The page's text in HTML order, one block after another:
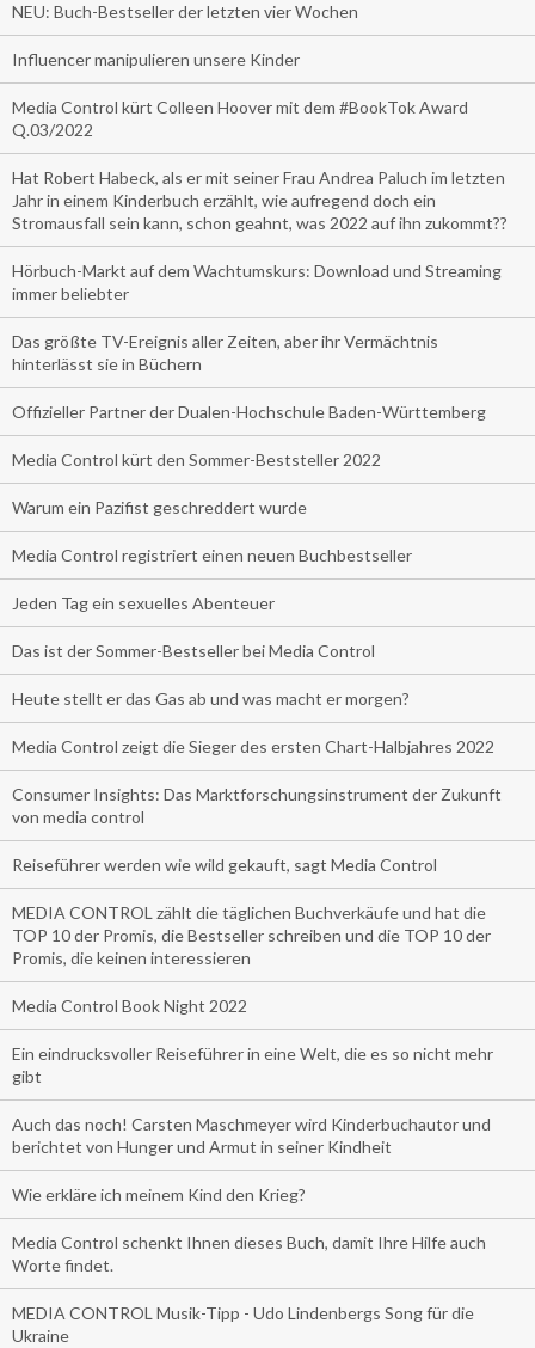
NEU: Buch-Bestseller der letzten vier Wochen
Influencer manipulieren unsere Kinder
Media Control kürt Colleen Hoover mit dem #BookTok Award
Q.03/2022
Hat Robert Habeck, als er mit seiner Frau Andrea Paluch im letzten
Jahr in einem Kinderbuch erzählt, wie aufregend doch ein
Stromausfall sein kann, schon geahnt, was 2022 auf ihn zukommt??
Hörbuch-Markt auf dem Wachtumskurs: Download und Streaming
immer beliebter
Das größte TV-Ereignis aller Zeiten, aber ihr Vermächtnis
hinterlässt sie in Büchern
Offizieller Partner der Dualen-Hochschule Baden-Württemberg
Media Control kürt den Sommer-Beststeller 2022
Warum ein Pazifist geschreddert wurde
Media Control registriert einen neuen Buchbestseller
Jeden Tag ein sexuelles Abenteuer
Das ist der Sommer-Bestseller bei Media Control
Heute stellt er das Gas ab und was macht er morgen?
Media Control zeigt die Sieger des ersten Chart-Halbjahres 2022
Consumer Insights: Das Marktforschungsinstrument der Zukunft
von media control
Reiseführer werden wie wild gekauft, sagt Media Control
MEDIA CONTROL zählt die täglichen Buchverkäufe und hat die
TOP 10 der Promis, die Bestseller schreiben und die TOP 10 der
Promis, die keinen interessieren
Media Control Book Night 2022
Ein eindrucksvoller Reiseführer in eine Welt, die es so nicht mehr
gibt
Auch das noch! Carsten Maschmeyer wird Kinderbuchautor und
berichtet von Hunger und Armut in seiner Kindheit
Wie erkläre ich meinem Kind den Krieg?
Media Control schenkt Ihnen dieses Buch, damit Ihre Hilfe auch
Worte findet.
MEDIA CONTROL Musik-Tipp - Udo Lindenbergs Song für die
Ukraine